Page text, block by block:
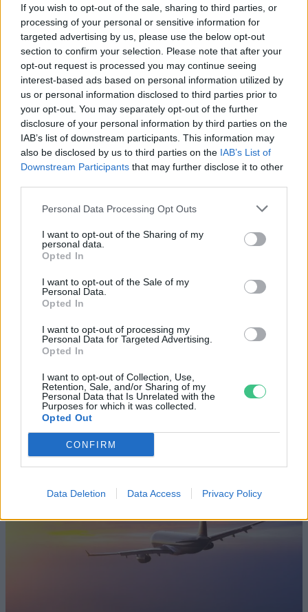
If you wish to opt-out of the sale, sharing to third parties, or
processing of your personal or sensitive information for
targeted advertising by us, please use the below opt-out
section to confirm your selection. Please note that after your
opt-out request is processed you may continue seeing
interest-based ads based on personal information utilized by
us or personal information disclosed to third parties prior to
your opt-out. You may separately opt-out of the further
disclosure of your personal information by third parties on the
IAB’s list of downstream participants. This information may
also be disclosed by us to third parties on the IAB’s List of
Downstream Participants that may further disclose it to other
Personal Data Processing Opt Outs
I want to opt-out of the Sharing of my
personal data.
Opted In
I want to opt-out of the Sale of my
Personal Data.
Opted In
I want to opt-out of processing my
Personal Data for Targeted Advertising.
Opted In
I want to opt-out of Collection, Use,
Retention, Sale, and/or Sharing of my
Personal Data that Is Unrelated with the
Purposes for which it was collected.
Opted Out
CONFIRM
Data Deletion Data Access Privacy Policy
Magyarország tele van gyönyörű növényekkel, így arborétumokkal
hétvégén a közönséget a 160 éves
Fővárosi Állatkert
ÉLŐ BOLYGÓNK
Szedd magad őszibarack: itt vannak
a legjobb lelőhelyek!
SZEMLE